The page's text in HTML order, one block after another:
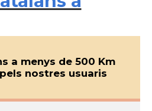
a menys de 500 Km
nostres usuaris